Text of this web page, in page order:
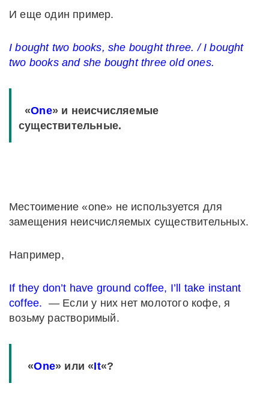
И еще один пример.
I bought two books, she bought three. / I bought
two books and she bought three old ones.
«One» и неисчисляемые
существительные.
Местоимение «one» не используется для
замещения неисчисляемых существительных.
Например,
If they don’t have ground coffee, I’ll take instant
coffee. — Если у них нет молотого кофе, я
возьму растворимый.
«One» или «It«?